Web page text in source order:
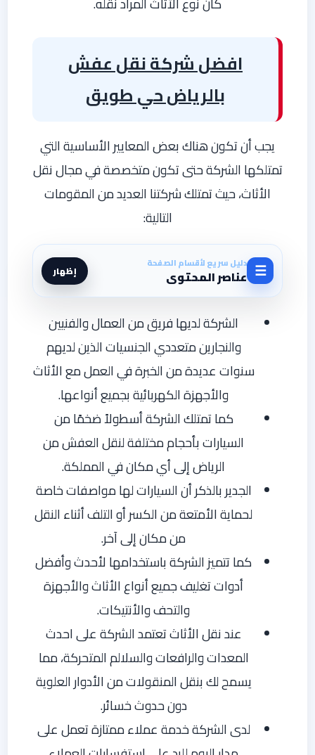
افضل شركة نقل عفش
بالرياض حي طويق
يجب أن تكون هناك بعض المعايير الأساسية التي
تمتلكها الشركة حتى تكون متخصصة في مجال نقل
الأثاث، حيث تمتلك شركتنا العديد من المقومات
التالية:
☰ دليل سريع لأقسام الصفحة
عناصر المحتوى إظهار
الشركة لديها فريق من العمال والفنيين
والنجارين متعددي الجنسيات الذين لديهم
سنوات عديدة من الخبرة في العمل مع الأثاث
والأجهزة الكهربائية بجميع أنواعها.
كما تمتلك الشركة أسطولاً ضخمًا من
السيارات بأحجام مختلفة لنقل العفش من
الرياض إلى أي مكان في المملكة.
الجدير بالذكر أن السيارات لها مواصفات خاصة
لحماية الأمتعة من الكسر أو التلف أثناء النقل
من مكان إلى آخر.
كما تتميز الشركة باستخدامها لأحدث وأفضل
أدوات تغليف جميع أنواع الأثاث والأجهزة
والتحف والأنتيكات.
عند نقل الأثاث تعتمد الشركة على احدث
المعدات والرافعات والسلالم المتحركة، مما
يسمح لك بنقل المنقولات من الأدوار العلوية
دون حدوث خسائر.
لدى الشركة خدمة عملاء ممتازة تعمل على